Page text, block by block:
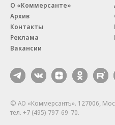
О «Коммерсанте»
Архив
Контакты
Реклама
Вакансии
© АО «Коммерсантъ». 127006,
тел. +7 (495) 797-69-70.